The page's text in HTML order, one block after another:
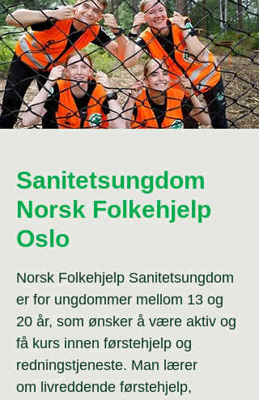
Sanitetsungdom
Norsk Folkehjelp
Oslo
Norsk Folkehjelp Sanitetsungdom
er for ungdommer mellom 13 og
20 år, som ønsker å være aktiv og
få kurs innen førstehjelp og
redningstjeneste. Man lærer
om livreddende førstehjelp,